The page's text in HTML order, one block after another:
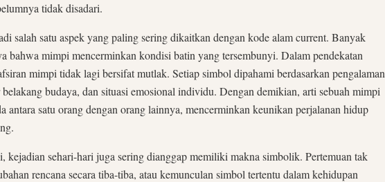
tidak disadari.
salah satu aspek yang paling sering dikaitkan dengan kode alam current. Banyak
bahwa mimpi mencerminkan kondisi batin yang tersembunyi. Dalam pendekatan
mimpi tidak lagi bersifat mutlak. Setiap simbol dipahami berdasarkan pengalaman
budaya, dan situasi emosional individu. Dengan demikian, arti sebuah mimpi
antara satu orang dengan orang lainnya, mencerminkan keunikan perjalanan hidup
kejadian sehari-hari juga sering dianggap memiliki makna simbolik. Pertemuan tak
rencana secara tiba-tiba, atau kemunculan simbol tertentu dalam kehidupan